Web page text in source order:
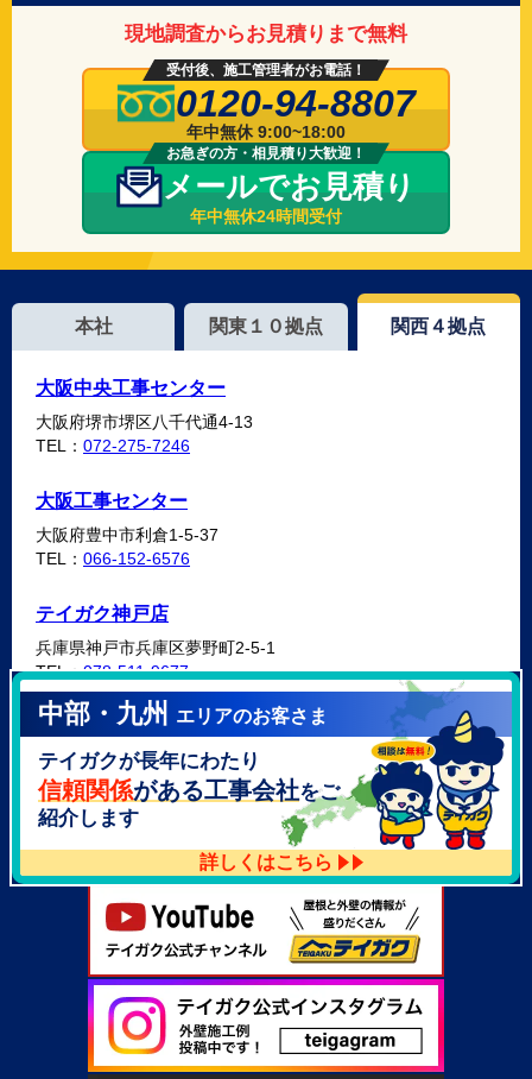
現地調査からお見積りまで無料
受付後、施工管理者がお電話！
0120-94-8807
年中無休 9:00~18:00
お急ぎの方・相見積り大歓迎！
メールでお見積り
年中無休24時間受付
本社 関東１０拠点 関西４拠点
大阪中央工事センター
大阪府堺市堺区八千代通4-13
TEL： 072-275-7246
大阪工事センター
大阪府豊中市利倉1-5-37
TEL： 066-152-6576
テイガク神戸店
兵庫県神戸市兵庫区夢野町2-5-1
TEL：078-511-9677
テイガク泉北・泉南店
大阪府泉北郡忠岡町高月南3-14
TEL：072-521-2637
中部・九州 エリアのお客さま
テイガクが長年にわたり
信頼関係がある工事会社をご
紹介します
詳しくはこちら